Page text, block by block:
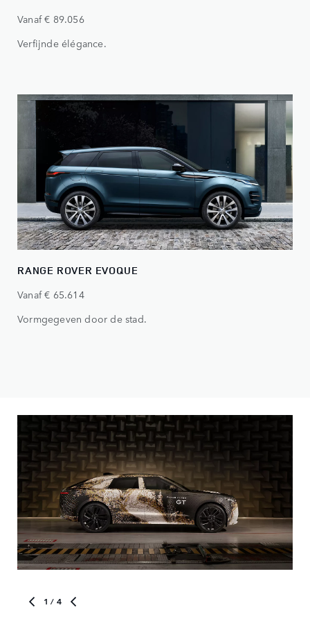
Vanaf € 89.056
Verfijnde élégance.
RANGE ROVER EVOQUE
Vanaf € 65.614
Vormgegeven door de stad.
1 / 4